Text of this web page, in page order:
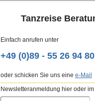
Tanzreise
Einfach anrufen unter
+49 (0)89 - 55 26 94 80
oder schicken Sie uns eine e-Mail
Newsletteranmeldung hier oder im